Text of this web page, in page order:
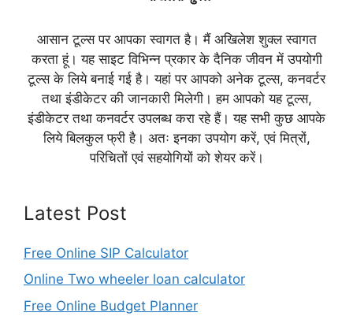
आसान टूल्स पर आपका स्वागत है। मैं अखिलेश शुक्ल स्वागत
करता हूं। यह साइट विभिन्न प्रकार के दैनिक जीवन में उपयोगी
टूल्स के लिये बनाई गई है। यहां पर आपको अनेक टूल्स, कनवर्टर
तथा इंडीकेटर की जानकारी मिलेगी। हम आपको यह टूल्स,
इंडीकेटर तथा कनवर्टर उपलब्ध करा रहे हैं। यह सभी कुछ आपके
लिये बिलकुल फ्री है। अतः इनका उपयोग करें, एवं मित्रों,
परिचितों एवं सहयोगियों को शेयर करें।
Latest Post
Free Online SIP Calculator
Online Two wheeler loan calculator
Free Online Budget Planner